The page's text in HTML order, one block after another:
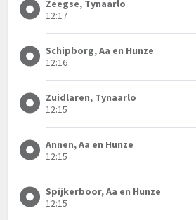
Zeegse, Tynaarlo
12:17
Schipborg, Aa en Hunze
12:16
Zuidlaren, Tynaarlo
12:15
Annen, Aa en Hunze
12:15
Spijkerboor, Aa en Hunze
12:15